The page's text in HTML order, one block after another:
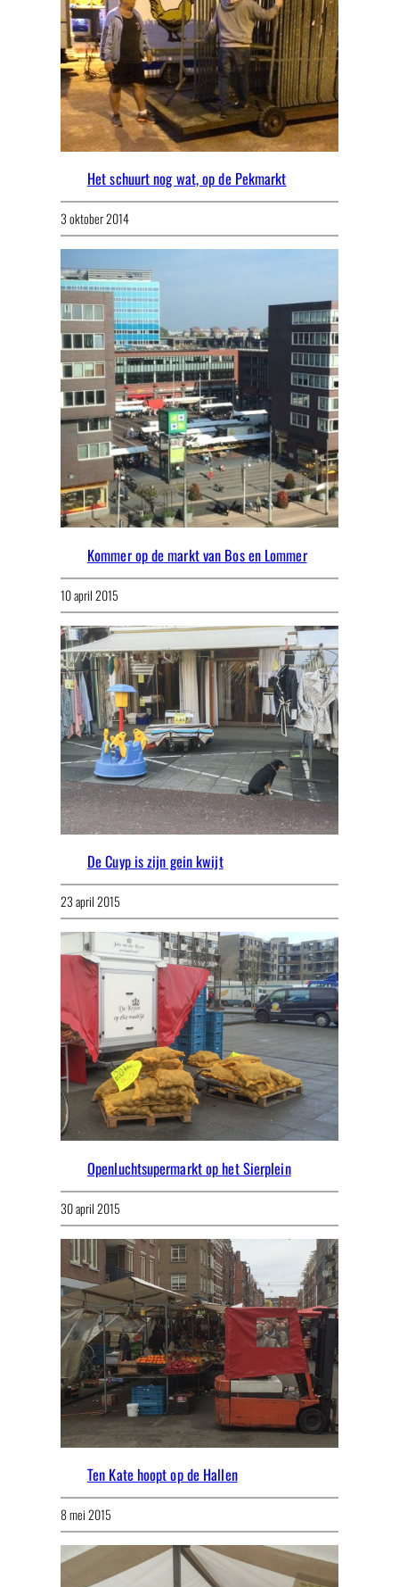
Het schuurt nog wat, op de Pekmarkt
3 oktober 2014
Kommer op de markt van Bos en Lommer
10 april 2015
De Cuyp is zijn gein kwijt
23 april 2015
Openluchtsupermarkt op het Sierplein
30 april 2015
Ten Kate hoopt op de Hallen
8 mei 2015